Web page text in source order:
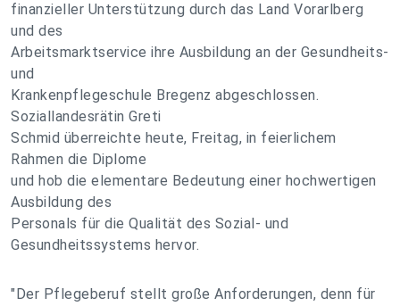
finanzieller Unterstützung durch das Land Vorarlberg
und des
Arbeitsmarktservice ihre Ausbildung an der Gesundheits-
und
Krankenpflegeschule Bregenz abgeschlossen.
Soziallandesrätin Greti
Schmid überreichte heute, Freitag, in feierlichem
Rahmen die Diplome
und hob die elementare Bedeutung einer hochwertigen
Ausbildung des
Personals für die Qualität des Sozial- und
Gesundheitssystems hervor.
"Der Pflegeberuf stellt große Anforderungen, denn für